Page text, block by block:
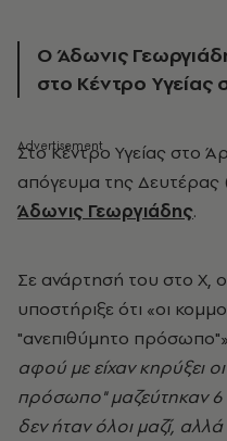
Ο Άδωνις
στο Κέντρο Υγείας
Στο Κέντρο Υγείας στο Άργος Ορεστικό βρέθηκε το
απόγευμα της Δευτέρας
Άδωνις Γεωργιάδης.
Σε ανάρτησή του στο Χ, ο
υποστήριξε ότι «οι
"ανεπιθύμητο
αφού με είχαν κηρύξει
πρόσωπο" μαζεύτηκαν 6
δεν ήταν όλοι μαζί,